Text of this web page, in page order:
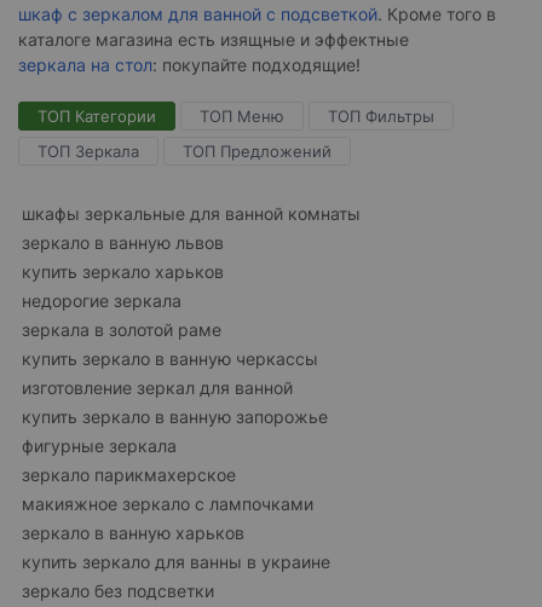
шкаф с зеркалом для ванной с подсветкой. Кроме того в
каталоге магазина есть изящные и эффектные
зеркала на стол: покупайте подходящие!
ТОП Категории ТОП Меню
ТОП Фильтры
ТОП Зеркала
ТОП Предложений
шкафы зеркальные для ванной комнаты
зеркало в ванную львов
купить зеркало харьков
недорогие зеркала
зеркала в золотой раме
купить зеркало в ванную черкассы
изготовление зеркал для ванной
купить зеркало в ванную запорожье
фигурные зеркала
зеркало парикмахерское
макияжное зеркало с лампочками
зеркало в ванную харьков
купить зеркало для ванны в украине
зеркало без подсветки